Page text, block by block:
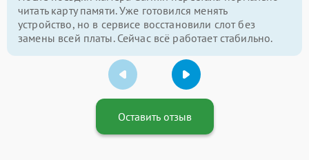
читать карту памяти. Уже готовился менять
устройство, но в сервисе восстановили слот без
замены всей платы. Сейчас всё работает стабильно.
Оставить отзыв